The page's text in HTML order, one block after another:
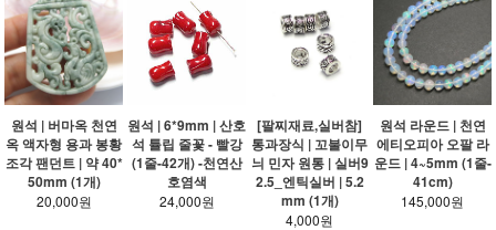
원석 | 버마옥 천연
옥 액자형 용과 봉황
조각 팬던트 | 약 40*
50mm (1개)
20,000원
원석 | 6*9mm | 산호
석 튤립 줄꽃 - 빨강
(1줄-42개) -천연산
호염색
24,000원
[팔찌재료,실버참]
통과장식 | 꼬불이무
늬 민자 원통 | 실버9
2.5_엔틱실버 | 5.2
mm (1개)
4,000원
원석 라운드 | 천연
에티오피아 오팔 라
운드 | 4~5mm (1줄-
41cm)
145,000원